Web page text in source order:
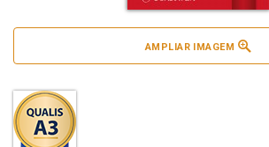
AMPLIAR IMAGEM